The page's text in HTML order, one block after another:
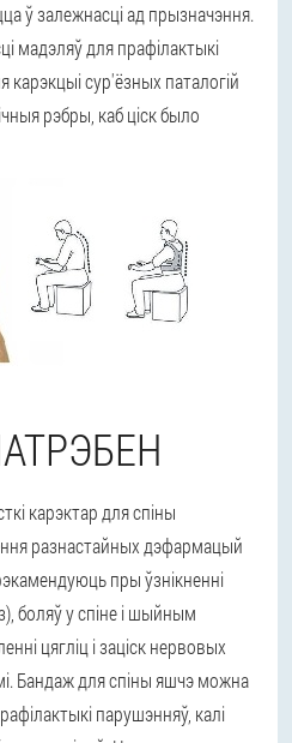
ў залежнасці ад прызначэння.
мадэляў для прафілактыкі
карэкцыі сур'ёзных паталогій
рэбры, каб ціск было
карэктар для спіны
разнастайных дэфармацый
пры ўзнікненні
боляў у спіне і шыйным
цягліц і заціск нервовых
Бандаж для спіны яшчэ можна
парушэнняў, калі